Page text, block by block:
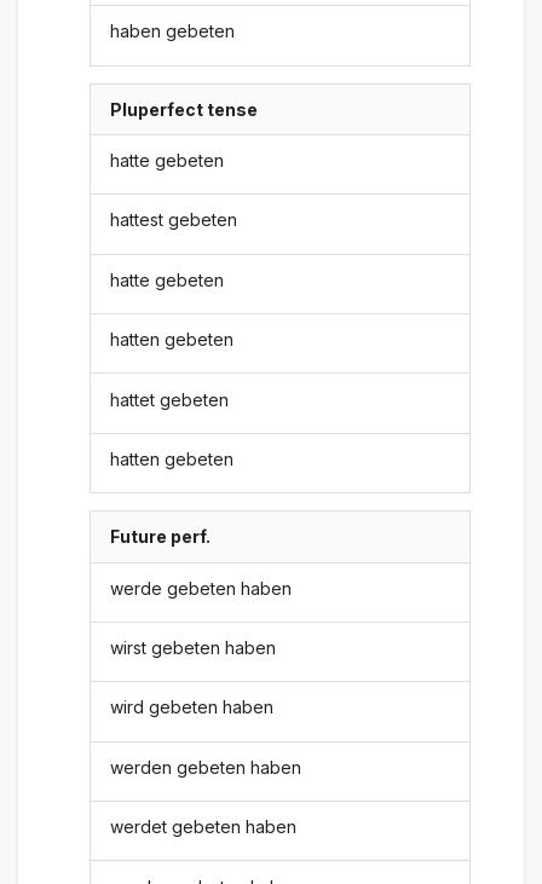
haben gebeten
Pluperfect tense
hatte gebeten
hattest gebeten
hatte gebeten
hatten gebeten
hattet gebeten
hatten gebeten
Future perf.
werde gebeten haben
wirst gebeten haben
wird gebeten haben
werden gebeten haben
werdet gebeten haben